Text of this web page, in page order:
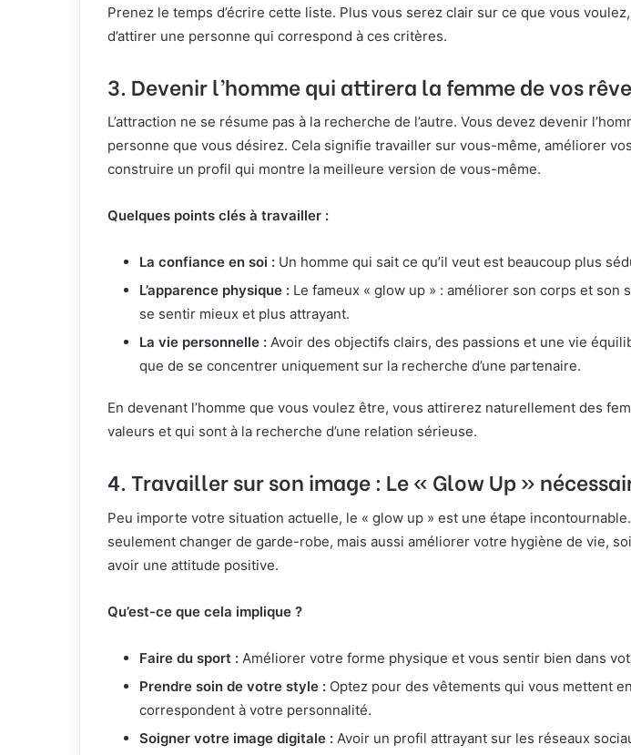
Prenez le temps d’écrire cette liste. Plus vous serez clair sur ce que vous
d’attirer une personne qui correspond à ces critères.
3. Devenir l’homme qui attirera la femme de vos
L’attraction ne se résume pas à la recherche de l’autre. Vous devez devenir
personne que vous désirez. Cela signifie travailler sur vous-même, améliorer
construire un profil qui montre la meilleure version de vous-même.
Quelques points clés à travailler :
La confiance en soi : Un homme qui sait ce qu’il veut est beaucoup plus
L’apparence physique : Le fameux « glow up » : améliorer son corps et son
se sentir mieux et plus attrayant.
La vie personnelle : Avoir des objectifs clairs, des passions et une vie
que de se concentrer uniquement sur la recherche d’une partenaire.
En devenant l’homme que vous voulez être, vous attirerez naturellement des
valeurs et qui sont à la recherche d’une relation sérieuse.
4. Travailler sur son image : Le « Glow Up »
Peu importe votre situation actuelle, le « glow up » est une étape
seulement changer de garde-robe, mais aussi améliorer votre hygiène de vie,
avoir une attitude positive.
Qu’est-ce que cela implique ?
Faire du sport : Améliorer votre forme physique et vous sentir bien dans
Prendre soin de votre style : Optez pour des vêtements qui vous mettent
correspondent à votre personnalité.
Soigner votre image digitale : Avoir un profil attrayant sur les réseaux